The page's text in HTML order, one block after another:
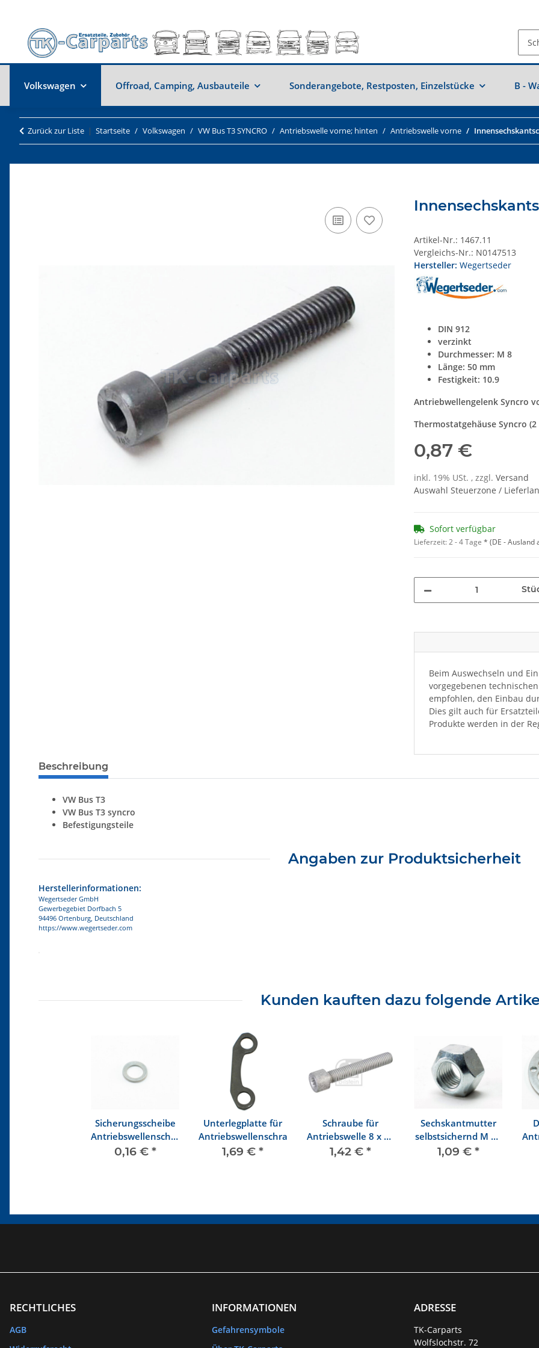
Volkswagen Offroad, Camping, Ausbauteile Sonderangebote, Restposten, Einzelstücke B -
Zurück zur Liste Startseite Volkswagen VW Bus T3 SYNCRO Antriebswelle vorne; hinten Antriebswelle vorne
Artikel-Nr.: 1467.11
Vergleichs-Nr.: N0147513
Hersteller: Wegertseder
DIN 912
verzinkt
Durchmesser: M 8
Länge: 50 mm
Festigkeit: 10.9
Antriebwellengelenk Syncro
Thermostatgehäuse Syncro (2
0,87 €
inkl. 19% USt. , zzgl. Versand
Auswahl Steuerzone /
Sofort verfügbar
Lieferzeit:2 - 4 Tage * (DE - Ausland
Beim Auswechseln und
vorgegebenen
empfohlen, den Einbau
Dies gilt auch für
Produkte werden in der
Beschreibung
VW Bus T3
VW Bus T3 syncro
Befestigungsteile
Angaben zur Produktsicherheit
Herstellerinformationen:
Wegertseder GmbH
Gewerbegebiet Dorfbach 5
94496 Ortenburg, Deutschland
https://www.wegertseder.com
Kunden kauften dazu folgende
Sicherungsscheibe
Antriebswellenschraube
M8
0,16 € *
Unterlegplatte für
Antriebswellenschraube
1,69 € *
Schraube für
Antriebswelle 8 x 48
Innenvielzahn
1,42 € *
Sechskantmutter
selbstsichernd M 12
x 1,5
1,09 € *
RECHTLICHES
AGB
INFORMATIONEN
Gefahrensymbole
ADRESSE
TK-Carparts
Wolfslochstr. 72